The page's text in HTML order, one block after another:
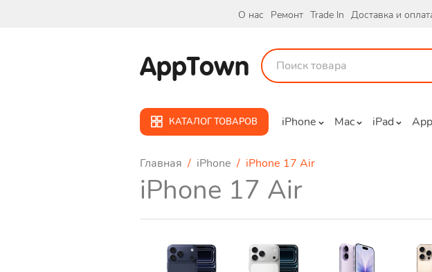
О нас Ремонт Trade In Доставка и
AppTown
КАТАЛОГ ТОВАРОВ iPhone Mac iPad
Главная / iPhone / iPhone 17 Air
iPhone 17 Air